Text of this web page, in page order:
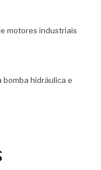
motores industriais
bomba hidráulica e